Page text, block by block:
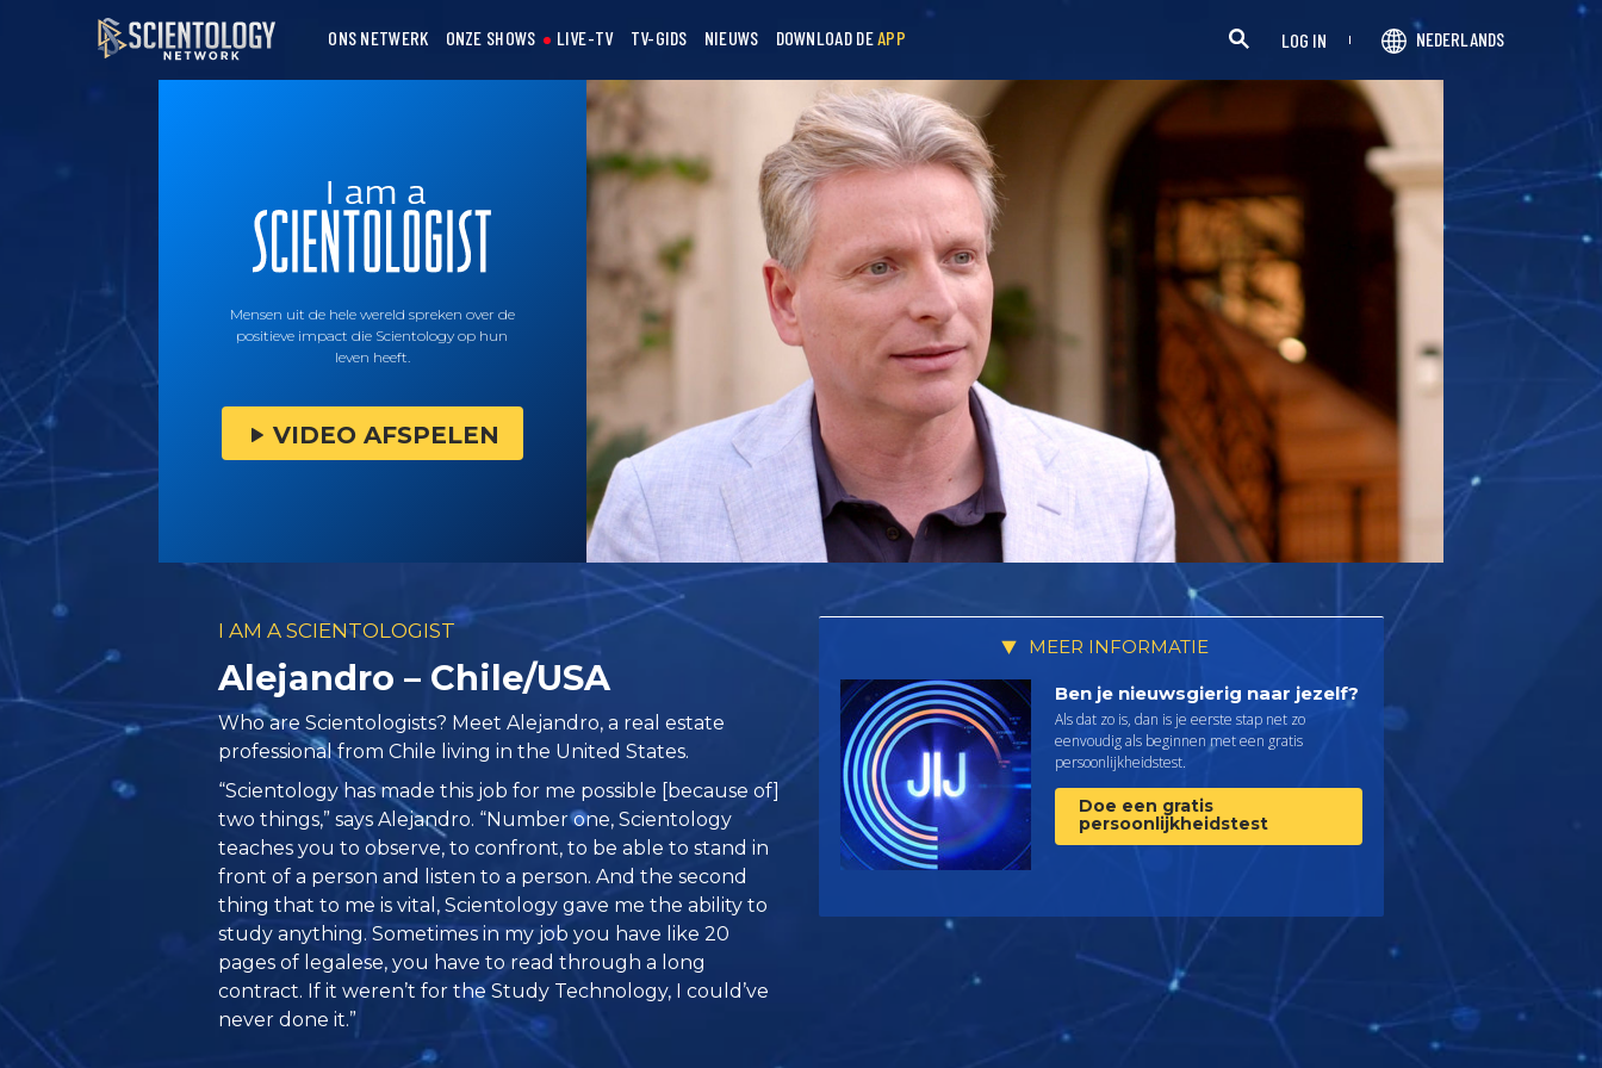
ONS NETWERK ONZE SHOWS LIVE-TV TV-GIDS NIEUWS DOWNLOAD DEAPP LOG IN NEDERLANDS
Mensen uit de hele wereld spreken over de
positieve impact die Scientology op hun
leven heeft.
VIDEO AFSPELEN
I AM A SCIENTOLOGIST
Alejandro – Chile/USA
Who are Scientologists? Meet Alejandro, a real estate
professional from Chile living in the United States.
“Scientology has made this job for me possible [because of]
two things,” says Alejandro. “Number one, Scientology
teaches you to observe, to confront, to be able to stand in
front of a person and listen to a person. And the second
thing that to me is vital, Scientology gave me the ability to
study anything. Sometimes in my job you have like 20
pages of legalese, you have to read through a long
contract. If it weren’t for the Study Technology, I could’ve
never done it.”
MEER INFORMATIE
Ben je nieuwsgierig naar jezelf?
Als dat zo is, dan is je eerste stap net zo
eenvoudig als beginnen met een gratis
persoonlijkheids­test.
Doe een gratis
persoonlijkheidstest